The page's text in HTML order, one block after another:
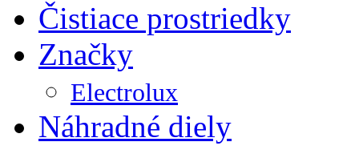
Čistiace prostriedky
Značky
Electrolux
Náhradné diely